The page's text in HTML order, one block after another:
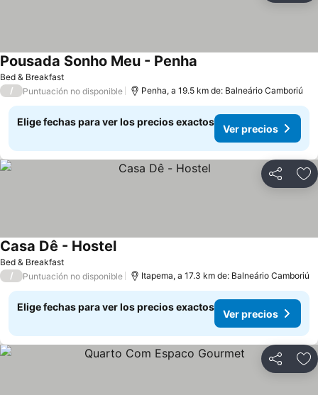
Bed & Breakfast
Pousada Sonho Meu - Penha
/ Puntuación no disponible Penha, a 19.5 km de: Balneário Camboriú
Elige fechas para ver los precios exactos
Ver precios
Compartir
Bed & Breakfast
Casa Dê - HostelVer precios
/ Puntuación no disponible Itapema, a 17.3 km de: Balneário Camboriú
Elige fechas para ver los precios exactos
Ver precios
Compartir